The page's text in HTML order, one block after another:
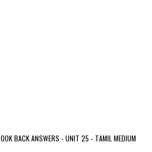
BACK ANSWERS - UNIT 25 - TAMIL MEDIUM